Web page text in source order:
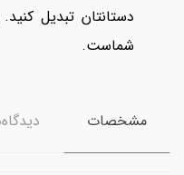
دستانتان تبدیل
شماست.
مشخصات